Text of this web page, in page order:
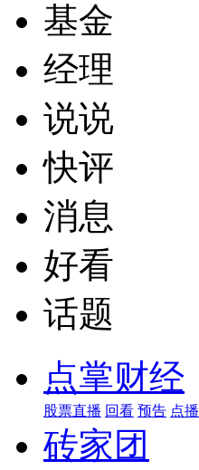
基金
经理
说说
快评
消息
好看
话题
点掌财经
股票直播 回看 预告 点播
砖家团